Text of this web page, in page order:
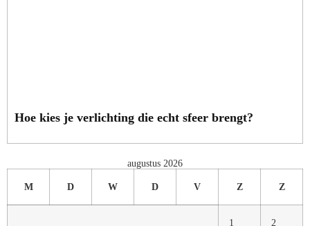
Hoe kies je verlichting die echt sfeer brengt?
augustus 2026
M D W D V Z Z
1 2